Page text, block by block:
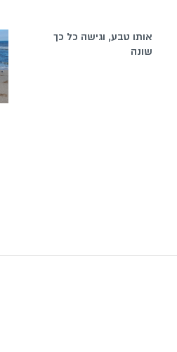
אותו טבע, וגישה כל כך
שונה